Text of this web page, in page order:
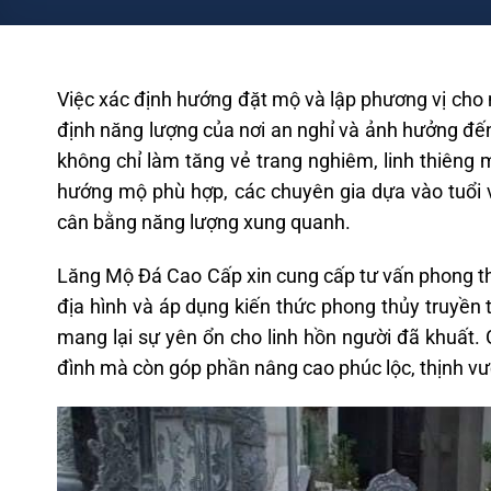
Việc xác định hướng đặt mộ và lập phương vị
định năng lượng của nơi an nghỉ và ảnh hưởng
không chỉ làm tăng vẻ trang nghiêm, linh
hướng mộ phù hợp, các chuyên gia dựa vào
cân bằng năng lượng xung quanh.
Lăng Mộ Đá Cao Cấpxin cung cấp tư vấn phong
địa hình và áp dụng kiến thức phong thủy
mang lại sự yên ổn cho linh hồn người đã
đình mà còn góp phần nâng cao phúc lộc, thịnh